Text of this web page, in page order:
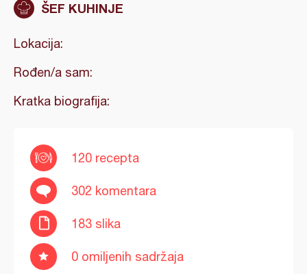
ŠEF KUHINJE
Lokacija:
Rođen/a sam:
Kratka biografija:
120 recepta
302 komentara
183 slika
0 omiljenih sadržaja